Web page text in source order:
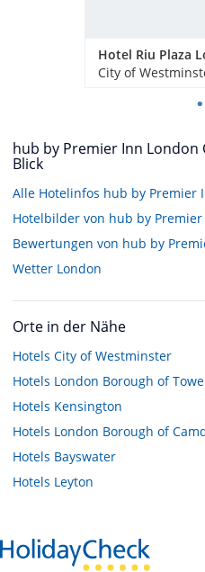
hub by Premier Inn London
Blick
Alle Hotelinfos hub by Premier
Hotelbilder von hub by
Wetter London
Orte in der Nähe
Hotels City of Westminster
Hotels London Borough of
Hotels Kensington
Hotels London Borough of
Hotels Bayswater
Hotels Leyton